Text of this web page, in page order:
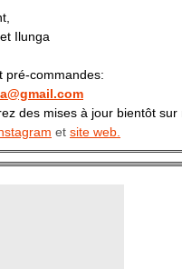
Ilunga
pré-commandes:
des mises à jour bientôt sur
et site web.